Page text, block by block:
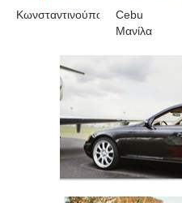
Κωνσταντινούπολη Cebu
Μανίλα